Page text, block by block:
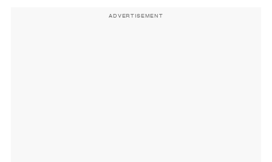
ADVERTISEMENT